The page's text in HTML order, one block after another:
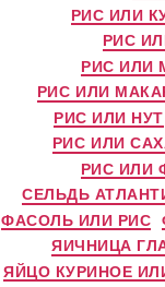
РИС ИЛИ
РИС
РИС ИЛИ
РИС ИЛИ
РИС ИЛИ НУТ
РИС ИЛИ
РИС ИЛИ
СЕЛЬДЬ
ФАСОЛЬ ИЛИ РИС
ЯИЧНИЦА
ЯЙЦО КУРИНОЕ